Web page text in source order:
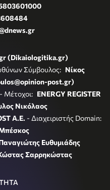
(Dikaiologitika.gr)
Σύμβουλος: Νίκος
post.gr)
- Μέτοχοι: ENERGY REGISTER
Νικόλαος
A.E. - Διαχειριστής Domain:
Ευθυμιάδης
Σαρρηκώστας